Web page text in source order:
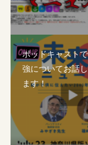
ポッドキャスト
強についてお話
ます！